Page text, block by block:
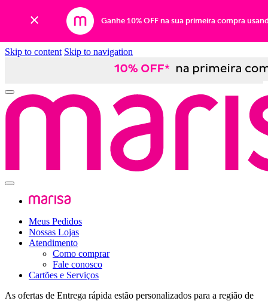
Ganhe 10% OFF na sua primeira compra
Skip to content Skip to navigation
Meus Pedidos
Nossas Lojas
Atendimento
Como comprar
Fale conosco
Cartões e Serviços
As ofertas de Entrega rápida estão personalizados para a região de